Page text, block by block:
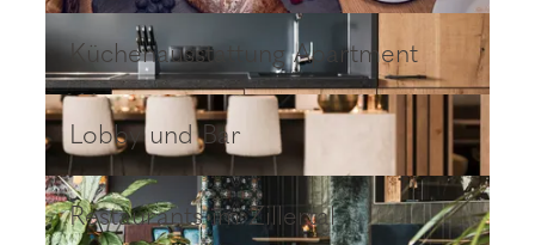
Küchenausstattung Apartment
Küchenausstattung Apartment
Lobby und Bar
Lobby und Bar
Restaurants im Zillertal
Restaurants im Zillertal